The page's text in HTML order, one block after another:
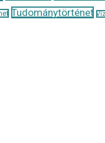
Tudománytörténet